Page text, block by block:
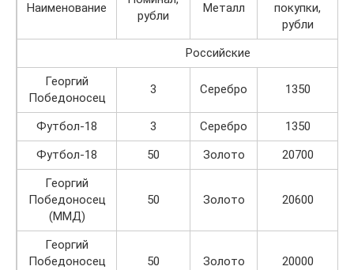
Наименование
рубли
Металл
покупки,
рубли
Российские
Георгий
Победоносец
3 Серебро 1350
Футбол-18 3 Серебро
1350
Футбол-18
50 Золото
20700
Георгий
Победоносец
(ММД)
50 Золото 20600
Георгий
Победоносец
50 Золото 20000